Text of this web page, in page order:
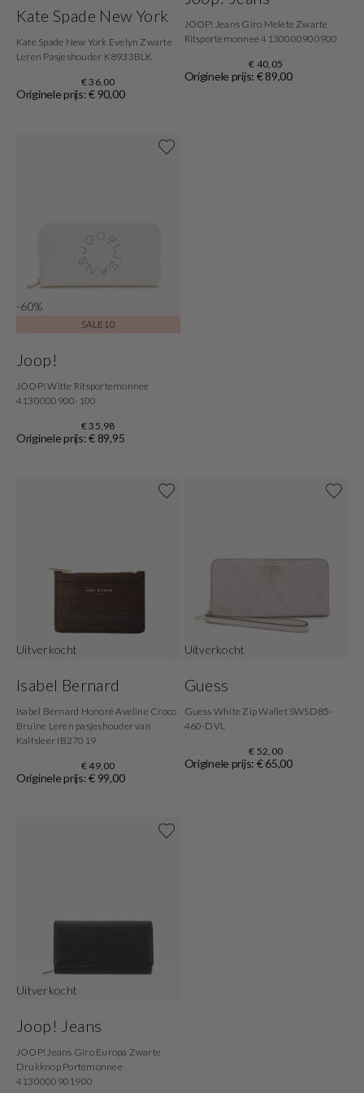
Kate Spade New York
Kate Spade New York Evelyn Zwarte
Leren Pasjeshouder K8933BLK
€ 36,00
Originele prijs: € 90,00
JOOP! Jeans Giro Melete Zwarte
Ritsportemonnee 4130000900900
€ 40,05
Originele prijs: € 89,00
-60%
SALE10
Joop!
JOOP! Witte Ritsportemonnee
4130000900-100
€ 35,98
Originele prijs: € 89,95
Uitverkocht
Isabel Bernard
Isabel Bernard Honoré Aveline Croco
Bruine Leren pasjeshouder van
Kalfsleer IB27019
€ 49,00
Originele prijs: € 99,00
Uitverkocht
Guess
Guess White Zip Wallet SWSD85-
460-DVL
€ 52,00
Originele prijs: € 65,00
Uitverkocht
Joop! Jeans
JOOP! Jeans Giro Europa Zwarte
Drukknop Portemonnee
4130000901900